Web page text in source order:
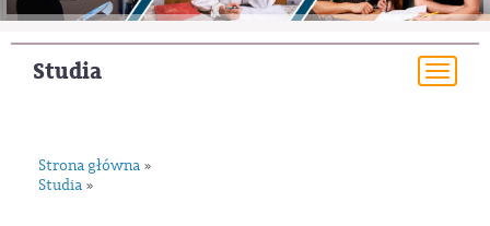
Studia
Strona główna »
Studia »